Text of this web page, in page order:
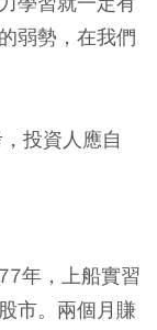
弱勢，在我們
投資人應自
年，上船實習
市。兩個月賺